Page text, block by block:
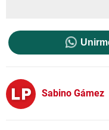
Sabino Gámez